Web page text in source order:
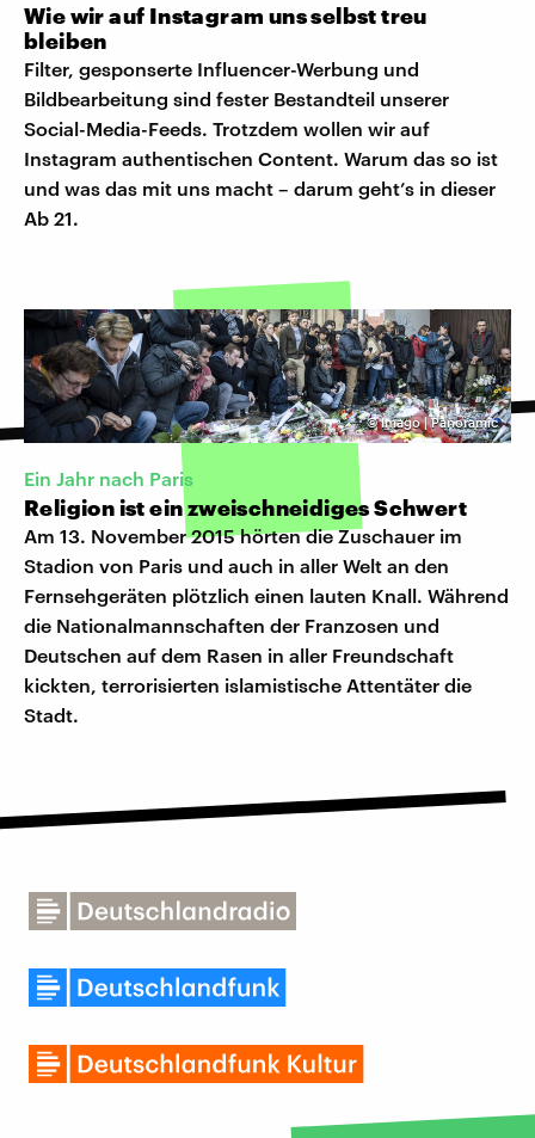
Wie wir auf Instagram uns selbst treu
bleiben
Filter, gesponserte Influencer-Werbung und
Bildbearbeitung sind fester Bestandteil unserer
Social-Media-Feeds. Trotzdem wollen wir auf
Instagram authentischen Content. Warum das so ist
und was das mit uns macht – darum geht’s in dieser
Ab 21.
©Imago | Panoramic
Ein Jahr nach Paris
Religion ist ein zweischneidiges Schwert
Am 13. November 2015 hörten die Zuschauer im
Stadion von Paris und auch in aller Welt an den
Fernsehgeräten plötzlich einen lauten Knall. Während
die Nationalmannschaften der Franzosen und
Deutschen auf dem Rasen in aller Freundschaft
kickten, terrorisierten islamistische Attentäter die
Stadt.